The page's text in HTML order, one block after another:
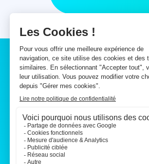
Vous êtes …
Bénéficiaire
Professionnel du Tourisme
loisirs